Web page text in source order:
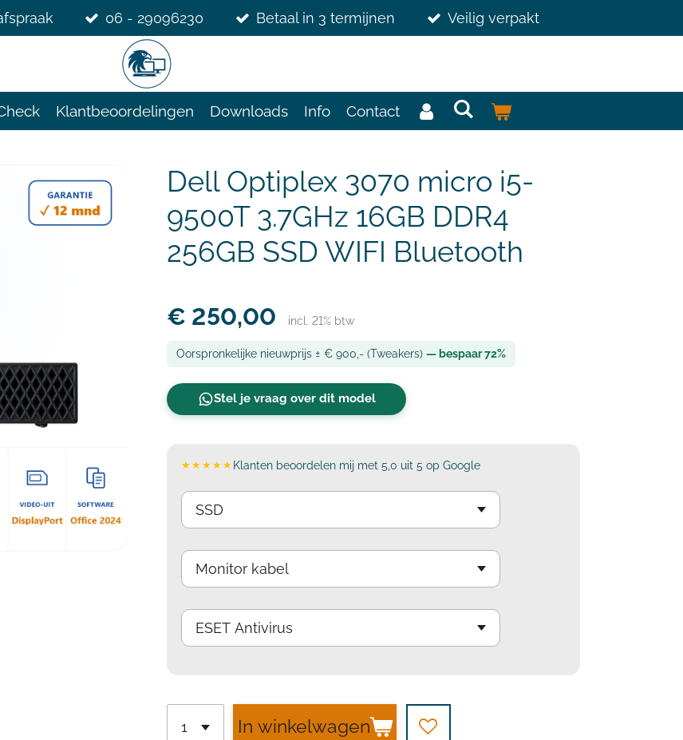
06 - 29096230 Betaal in 3 termijnen Veilig verpakt
Klantbeoordelingen Downloads Info Contact
Dell Optiplex 3070 micro i5-
9500T 3.7GHz 16GB DDR4
256GB SSD WIFI Bluetooth
€ 250,00 incl. 21% btw
Oorspronkelijke nieuwprijs ± € 900,- (Tweakers) — bespaar 72%
Stel je vraag over dit model
★★★★★ Klanten beoordelen mij met 5,0 uit 5 op Google
In winkelwagen